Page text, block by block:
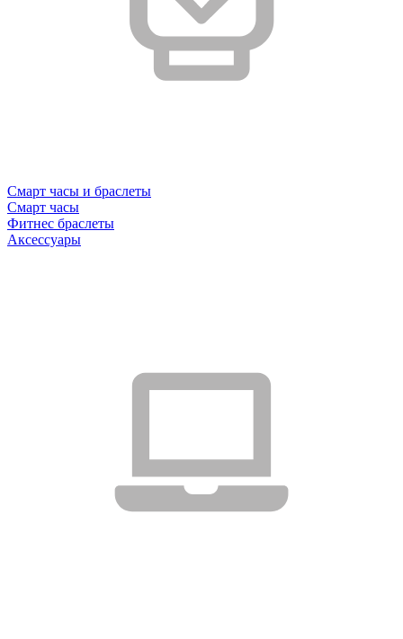
Смарт часы и браслеты
Смарт часы
Фитнес браслеты
Аксессуары